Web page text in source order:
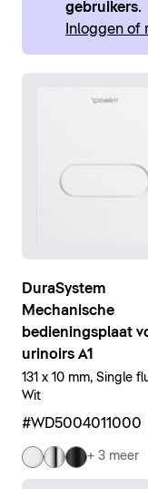
gebruikers.
Inloggen of
DuraSystem
Mechanische
bedieningsplaat
urinoirs A1
131 x 10 mm, Single
Wit
#WD5004011000
+ 3 meer